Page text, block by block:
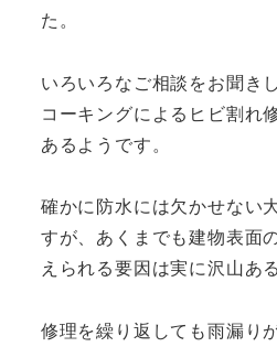
た。
いろいろなご相談をお聞き
コーキングによるヒビ割れ
あるようです。
確かに防水には欠かせない
すが、あくまでも建物表面
えられる要因は実に沢山あ
修理を繰り返しても雨漏り